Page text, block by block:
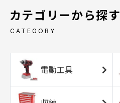
カテゴリーから探す
CATEGORY
電動工具